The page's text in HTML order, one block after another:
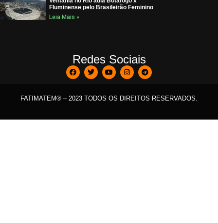
Fluminense pelo Brasileirão Feminino
Leia Mais »
Redes Sociais
FATIMATEM® – 2023 TODOS OS DIREITOS RESERVADOS.